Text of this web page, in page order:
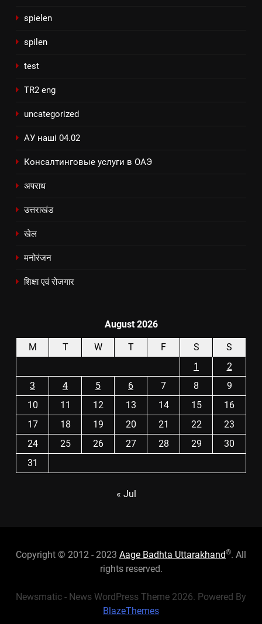
spielen
spilen
test
TR2 eng
uncategorized
АУ наші 04.02
Консалтинговые услуги в ОАЭ
अपराध
उत्तराखंड
खेल
मनोरंजन
शिक्षा एवं रोजगार
August 2026
M T W T F S
S
1
2
3
4 5 6 7 8
9
10
11 12 13 14 15
16
17
18 19 20 21 22
23
24
25 26 27 28 29
30
31
« Jul
Copyright © 2012 - 2023 Aage Badhta Uttarakhand®. All
rights reserved.
Newsmatic - News WordPress Theme 2026. Powered By
BlazeThemes